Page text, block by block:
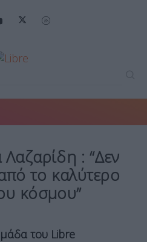
: “Δεν
το καλύτερο
κόσμου”
του Libre